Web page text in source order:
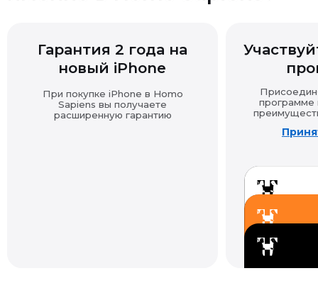
Возврат товара надлежащего качества
Гарантия 2 года на
При покупке iPhone в Homo
Sapiens вы получаете
расширенную гарантию
программе